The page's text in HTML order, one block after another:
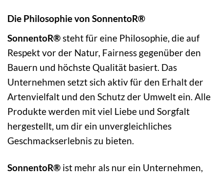
Die Philosophie von SonnentoR®
SonnentoR® steht für eine Philosophie, die auf
Respekt vor der Natur, Fairness gegenüber den
Bauern und höchste Qualität basiert. Das
Unternehmen setzt sich aktiv für den Erhalt der
Artenvielfalt und den Schutz der Umwelt ein. Alle
Produkte werden mit viel Liebe und Sorgfalt
hergestellt, um dir ein unvergleichliches
Geschmackserlebnis zu bieten.
SonnentoR® ist mehr als nur ein Unternehmen,